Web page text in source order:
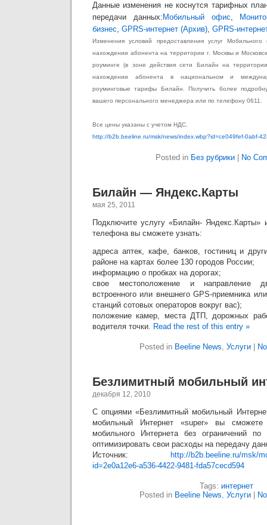
Данные изменения не коснутся тарифных
передачи данных: Мобильный офис,
бизнес, GPRS-интернет (Архив), GPRS-
Изменения условий предоставления услуг
нахождении абонента на территории г. Москвы и
роуминге (в зоне действия сети Билайн на
нахождении абонента в национальном и
роуминговые тарифы Билайн. Получить более
вашего персонального менеджера или по телефону 0611.
Все цены указаны с учетом НДС.
http://b2b.beeline.ru/msk/news/index.wbp?id=ce049fef-0abf-
Posted in Без рубрики No
Билайн — Яндекс.Карты
мая 25, 2011
Подключите услугу «Билайн-
телефона вы сможете узнать:
адреса аптек, кафе, банков, гостиниц и
районе на картах более 130 городов России;
информацию о пробках на дорогах;
свое местоположение и направление
встроенного или внешнего GPS-приемника
станций сотовых операторов вокруг вас);
положение камер, места ДТП, дорожных
водителя точки. Read the rest of this entry »
Posted in Beeline News, Услуги
Безлимитный мобильный
декабря 12, 2010
С опциями «Безлимитный мобильный
мобильный Интернет «super» вы сможете
мобильного Интернета без ограничений
оптимизировать свои расходы на передачу
Источник:
http://b2b.beeline.ru/msk/
id=2e0a12e6-a536-4422-9481-fda57cecd594
Tags: интернет
Posted in Beeline News, Услуги